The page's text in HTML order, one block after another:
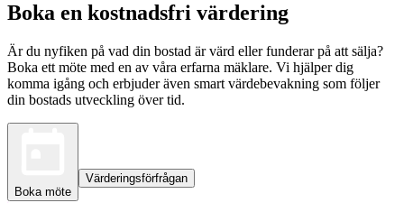
Boka en kostnadsfri värdering
Är du nyfiken på vad din bostad är värd eller funderar på att sälja?
Boka ett möte med en av våra erfarna mäklare. Vi hjälper dig
komma igång och erbjuder även smart värdebevakning som följer
din bostads utveckling över tid.
Boka möte
Värderingsförfrågan